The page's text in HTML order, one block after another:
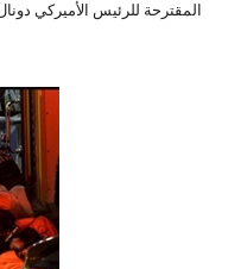
المقترحة للرئيس الأميركي